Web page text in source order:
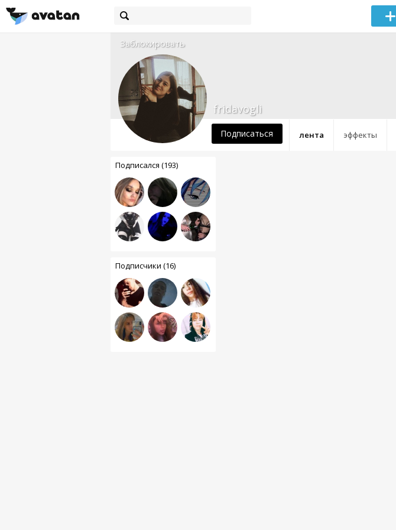
Заблокировать
лента эффекты
fridavogli
Подписаться
Подписался (193)
Подписчики (16)